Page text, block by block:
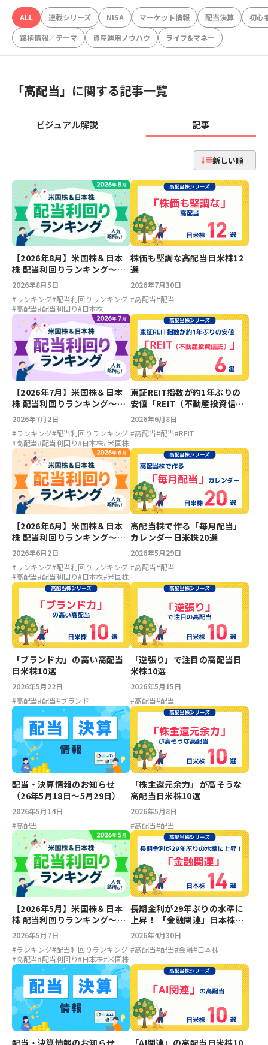
ALL 連載シリーズ NISA マーケット情報 配当決算
初心
銘柄情報／テーマ
資産運用ノウハウ ライフ&マネー
「高配当」に関する記事一覧
ビジュアル解説 記事
新しい順
【2026年8月】米国株＆日本
株 配当利回りランキング～キ
ャンベルズ7.12％、ファイザ
ー6.88％、LIXIL5.23％、ソニ
ーFG5.15％
2026年8月5日
#ランキング#配当利回りランキング
#高配当#配当利回り#日本株
株価も堅調な高配当日米株12
選
2026年7月30日
#高配当#配当
【2026年7月】米国株＆日本
株 配当利回りランキング～フ
ァイザー7.29％、ベライゾン
6.68％、ソニーFG5.55％、大
東建託5.39％
2026年7月2日
#ランキング#配当利回りランキング
#高配当#配当利回り#日本株#米国株
東証REIT指数が約1年ぶりの
安値「REIT（不動産投資信
託）」6選
2026年6月8日
#高配当#配当#REIT
【2026年6月】米国株＆日本
株 配当利回りランキング～フ
ァイザー6.71％、アルトリア
6.23％、LIXIL5.37％、ホンダ
5.04％
2026年6月2日
#ランキング#配当利回りランキング
#高配当#配当利回り#日本株#米国株
高配当株で作る「毎月配当」
カレンダー日米株20選
2026年5月29日
#高配当#配当
「ブランド力」の高い高配当
日米株10選
2026年5月22日
#高配当#配当#ブランド
「逆張り」で注目の高配当日
米株10選
2026年5月15日
#高配当#配当
配当・決算情報のお知らせ
（26年5月18日〜5月29日）
2026年5月14日
#高配当
「株主還元余力」が高そうな
高配当日米株10選
2026年5月8日
#高配当#配当
【2026年5月】米国株＆日本
株 配当利回りランキング～フ
ァイザー7.02％、エイチピー
5.68％、LIXIL5.35％、川崎汽
船4.68％
2026年5月7日
#ランキング#配当利回りランキング
#高配当#配当利回り#日本株#米国株
長期金利が29年ぶりの水準に
上昇！ 「金融関連」日本株14
選
2026年4月30日
#高配当#配当#金融#日本株
配当・決算情報のお知らせ
「AI関連」の高配当日米株10